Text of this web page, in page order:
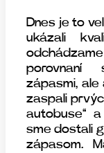
Dnes je to
ukázali
porovnaní
zápasmi,
zaspali
autobuse“
sme dostali
zápasom.